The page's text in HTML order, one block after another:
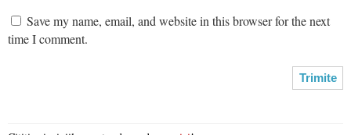
Save my name, email, and website in this browser for the next
time I comment.